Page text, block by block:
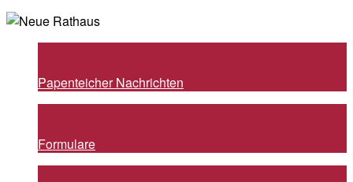
Papenteicher Nachrichten
Formulare